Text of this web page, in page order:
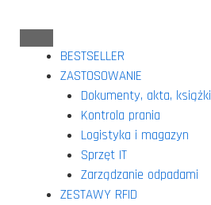
BESTSELLER
ZASTOSOWANIE
Dokumenty, akta, książki
Kontrola prania
Logistyka i magazyn
Sprzęt IT
Zarządzanie odpadami
ZESTAWY RFID